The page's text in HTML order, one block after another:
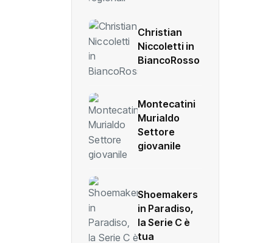
Christian
Niccoletti in
BiancoRosso
Montecatini
Murialdo
Settore
giovanile
Shoemakers
in Paradiso,
la Serie C è
tua